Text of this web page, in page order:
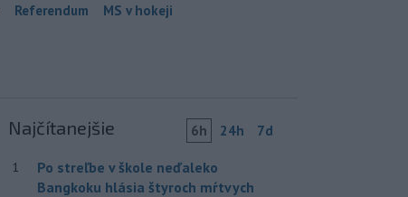
Referendum MS v hokeji
Najčítanejšie 6h 24h 7d
1
Po streľbe v škole neďaleko
Bangkoku hlásia štyroch mŕtvych